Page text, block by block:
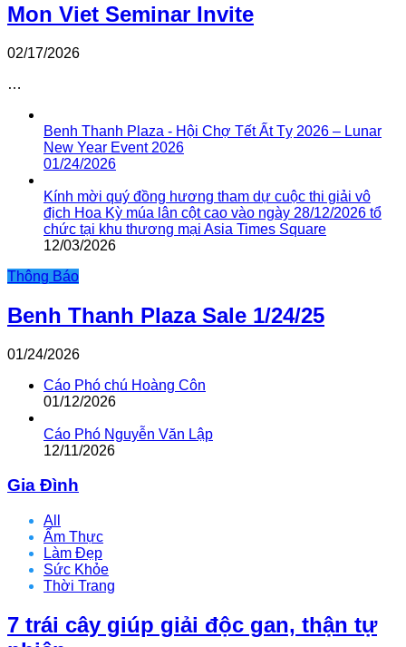
Mon Viet Seminar Invite
02/17/2026
…
Benh Thanh Plaza - Hội Chợ Tết Ất Tỵ 2026 – Lunar
New Year Event 2026
01/24/2026
Kính mời quý đồng hương tham dự cuộc thi giải vô
địch Hoa Kỳ múa lân cột cao vào ngày 28/12/2026 tổ
chức tại khu thương mại Asia Times Square
12/03/2026
Thông Báo
Benh Thanh Plaza Sale 1/24/25
01/24/2026
Cáo Phó chú Hoàng Côn
01/12/2026
Cáo Phó Nguyễn Văn Lập
12/11/2026
Gia Đình
All
Ẩm Thực
Làm Đẹp
Sức Khỏe
Thời Trang
7 trái cây giúp giải độc gan, thận tự